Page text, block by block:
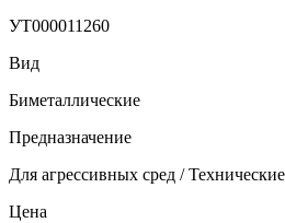
УТ000011260
Вид
Биметаллические
Предназначение
Для агрессивных сред / Технические
Цена